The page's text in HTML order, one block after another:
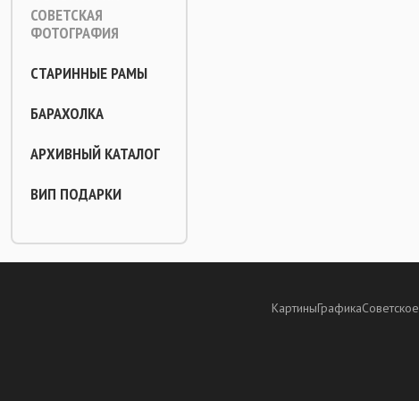
СОВЕТСКАЯ
ФОТОГРАФИЯ
СТАРИННЫЕ РАМЫ
БАРАХОЛКА
АРХИВНЫЙ КАТАЛОГ
ВИП ПОДАРКИ
КартиныГрафикаСоветское